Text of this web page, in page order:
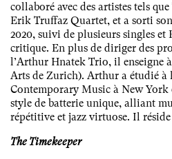
collaboré avec des artistes tels
Erik Truffaz Quartet, et a sorti
2020, suivi de plusieurs singles et
critique. En plus de diriger des
l’Arthur Hnatek Trio, il enseigne
Arts de Zurich). Arthur a étudié à
Contemporary Music à New York
style de batterie unique, alliant
répétitive et jazz virtuose. Il
The Timekeeper